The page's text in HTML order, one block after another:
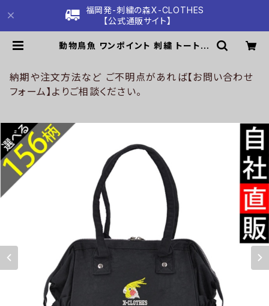
福岡発-刺繍の森X-CLOTHES
【公式通販サイト】
動物鳥魚 ワンポイント 刺繍 トートバ
馬 豚 魚 シマエナガ ハリネズミ レッ
サーパンダ 文鳥 インコ ori-a-bg17
4-b06-s | 刺繍の森X-CLOTHES
納期や注文方法など ご不明点があれば【お問い合わせ
フォーム】よりご相談ください。